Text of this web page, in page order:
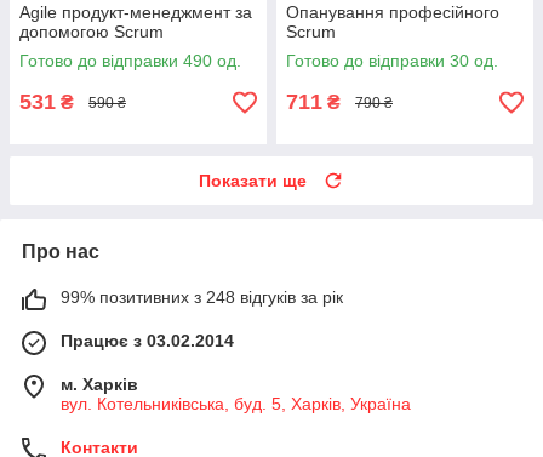
Agile продукт-менеджмент за
допомогою Scrum
Готово до відправки 490 од.
531 ₴ 590 ₴
Опанування професійного
Scrum
Готово до відправки 30 од.
711 ₴ 790 ₴
Показати ще
Про нас
99% позитивних з 248 відгуків за рік
Працює з 03.02.2014
м. Харків
вул. Котельниківська, буд. 5, Харків, Україна
Контакти